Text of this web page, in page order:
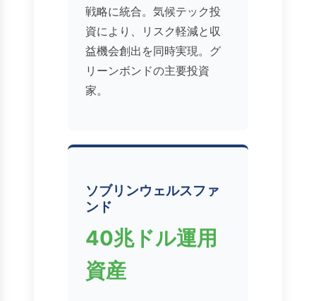
戦略に統合。気候テック投
資により、リスク軽減と収
益機会創出を同時実現。グ
リーンボンドの主要投資
家。
ソブリンウェルスファ
ンド
40兆ドル運用
資産